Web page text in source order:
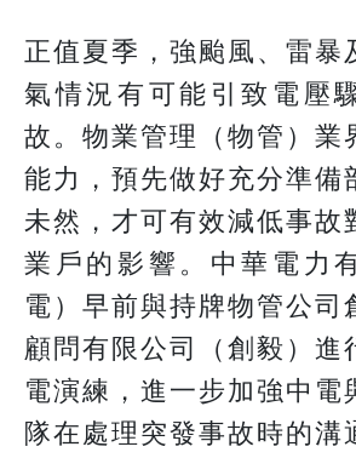
正值夏季，強颱風、雷暴
氣情況有可能引致電壓
故。物業管理（物管）業
能力，預先做好充分準備
未然，才可有效減低事故
業戶的影響。中華電力
電）早前與持牌物管公司
顧問有限公司（創毅）進
電演練，進一步加強中電
隊在處理突發事故時的溝